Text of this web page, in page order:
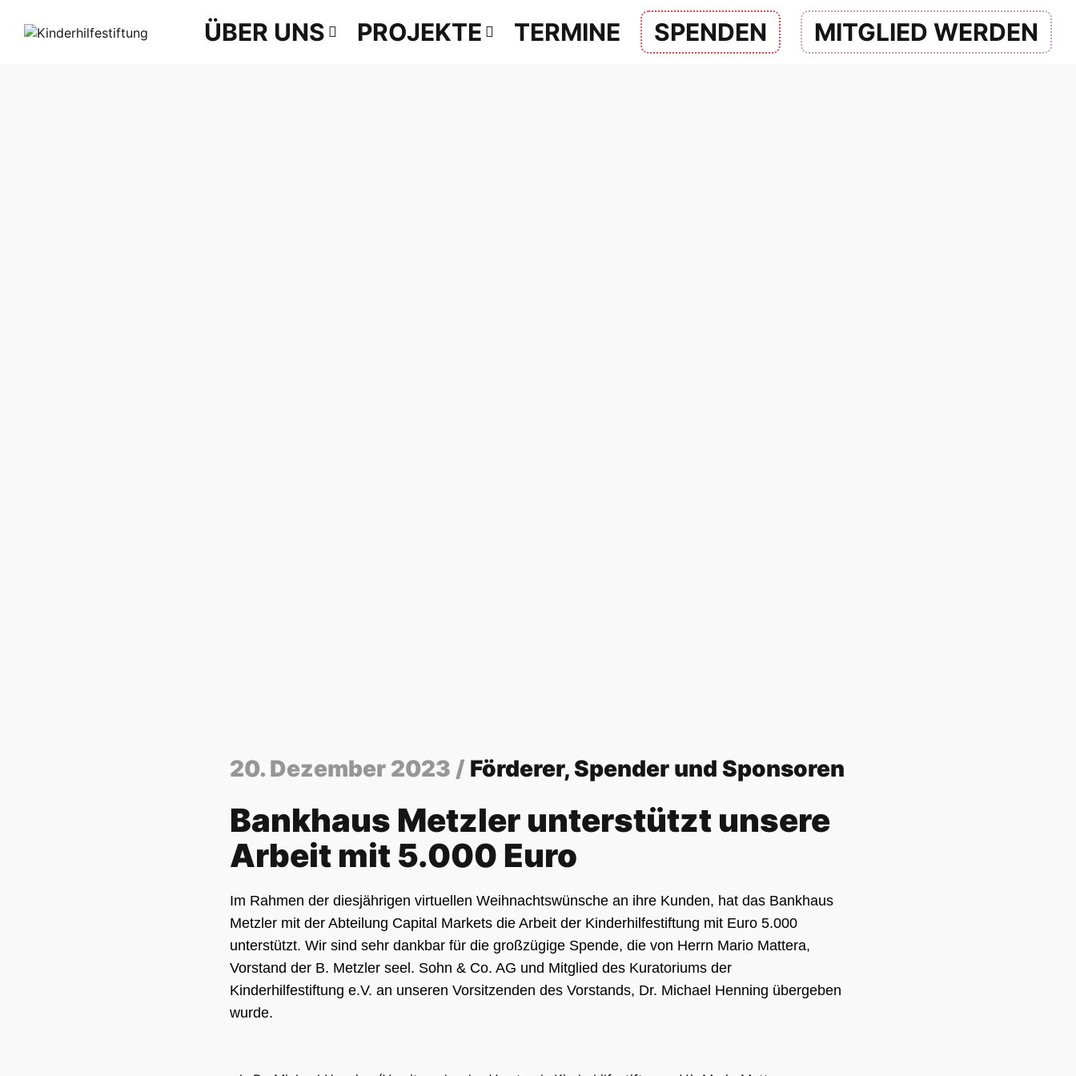
ÜBER UNS PROJEKTE TERMINE SPENDEN MITGLIED WERDEN
20. Dezember 2023 / Förderer, Spender und Sponsoren
Bankhaus Metzler unterstützt unsere
Arbeit mit 5.000 Euro
Im Rahmen der diesjährigen virtuellen Weihnachtswünsche an ihre Kunden, hat das Bankhaus
Metzler mit der Abteilung Capital Markets die Arbeit der Kinderhilfestiftung mit Euro 5.000
unterstützt. Wir sind sehr dankbar für die großzügige Spende, die von Herrn Mario Mattera,
Vorstand der B. Metzler seel. Sohn & Co. AG und Mitglied des Kuratoriums der
Kinderhilfestiftung e.V. an unseren Vorsitzenden des Vorstands, Dr. Michael Henning übergeben
wurde.